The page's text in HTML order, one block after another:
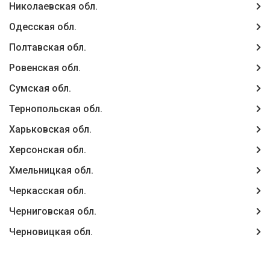
Николаевская обл.
Одесская обл.
Полтавская обл.
Ровенская обл.
Сумская обл.
Тернопольская обл.
Харьковская обл.
Херсонская обл.
Хмельницкая обл.
Черкасская обл.
Черниговская обл.
Черновицкая обл.